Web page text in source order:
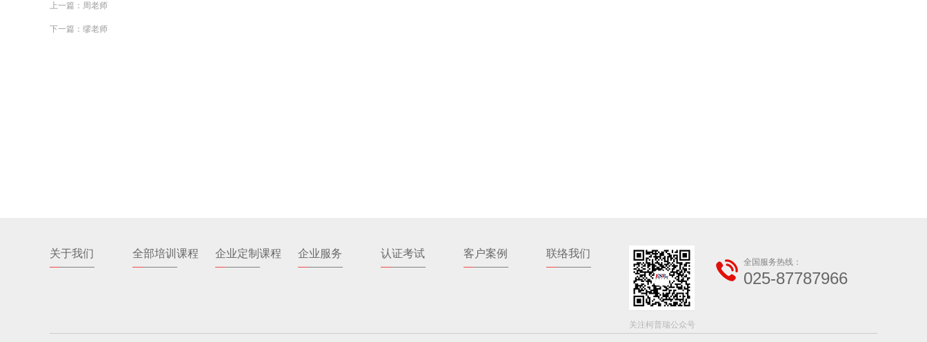
上一篇：周老师
下一篇：缪老师
关于我们 全部培训课程 企业定制课程 企业服务 认证考试 客户案例 联络我们
关注柯普瑞公众号
全国服务热线：
025-87787966